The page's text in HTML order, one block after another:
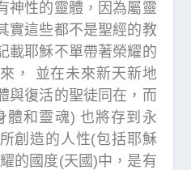
神性的靈體，因為屬靈
實這些都不是聖經的教
載耶穌不單帶著榮耀的
， 並在未來新天新地
與復活的聖徒同在，而
體和靈魂) 也將存到永
創造的人性(包括耶穌
的國度(天國)中，是有